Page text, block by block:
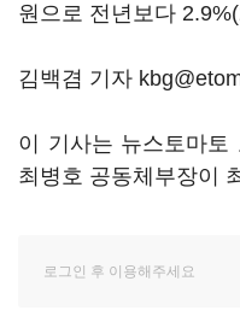
원으로 전년보다
김백겸 기자
이 기사는 뉴스토마
최병호 공동체부장이